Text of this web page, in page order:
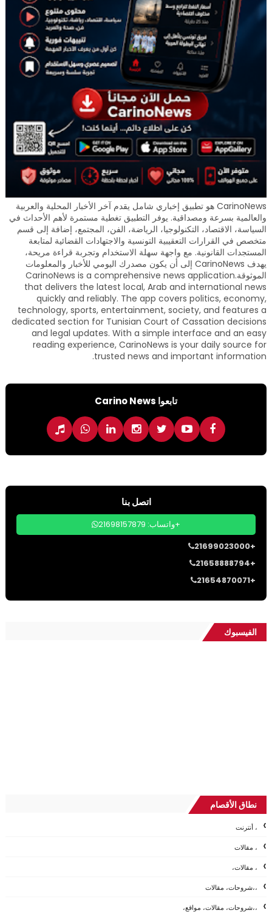
CarinoNews هو تطبيق إخباري شامل يقدم آخر الأخبار المحلية والعربية
والعالمية بسرعة ومصداقية. يوفر التطبيق تغطية مستمرة لأهم الأحداث في
السياسة، الاقتصاد، التكنولوجيا، الرياضة، الفن، المجتمع، إضافة إلى قسم
متخصص في القرارات التعقيبية التونسية والاجتهادات القضائية لمتابعة
المستجدات القانونية. مع واجهة سهلة الاستخدام وتجربة قراءة مريحة،
يهدف CarinoNews إلى أن يكون مصدرك اليومي للأخبار والمعلومات
الموثوقة.CarinoNews is a comprehensive news application
that delivers the latest local, Arab and international news
quickly and reliably. The app covers politics, economy,
technology, sports, entertainment, society, and features a
dedicated section for Tunisian Court of Cassation decisions
and legal updates. With a simple interface and an easy
reading experience, CarinoNews is your daily source for
trusted news and important information.
تابعوا Carino News
اتصل بنا
واتساب: 21698157879+
21699023000+
21658888794+
21654870071+
الفيسبوك
نطاق الأقصام
، أنترنت
، مقالات
، مقالات،
،،شروحات، مقالات
،،شروحات، مقالات، مواقع،